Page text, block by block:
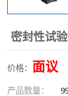
密封性试
价格： 面议
产品数量：